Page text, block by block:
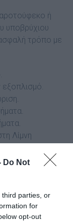
Do Not
third parties, or
for
opt-out
ή
υποβρύχιου
τρόπο με
Λίμνη
(Κώστας)